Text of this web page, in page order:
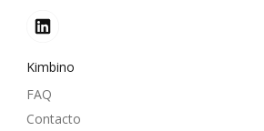
Kimbino
FAQ
Contacto